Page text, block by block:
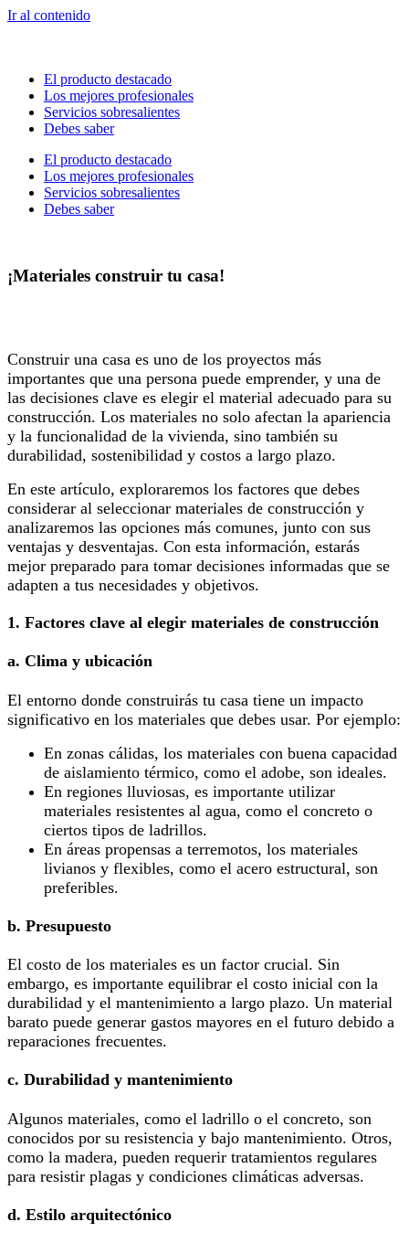
Ir al contenido
El producto destacado
Los mejores profesionales
Servicios sobresalientes
Debes saber
El producto destacado
Los mejores profesionales
Servicios sobresalientes
Debes saber
¡Materiales construir tu casa!
Construir una casa es uno de los proyectos más
importantes que una persona puede emprender, y una de
las decisiones clave es elegir el material adecuado para su
construcción. Los materiales no solo afectan la apariencia
y la funcionalidad de la vivienda, sino también su
durabilidad, sostenibilidad y costos a largo plazo.
En este artículo, exploraremos los factores que debes
considerar al seleccionar materiales de construcción y
analizaremos las opciones más comunes, junto con sus
ventajas y desventajas. Con esta información, estarás
mejor preparado para tomar decisiones informadas que se
adapten a tus necesidades y objetivos.
1. Factores clave al elegir materiales de construcción
a. Clima y ubicación
El entorno donde construirás tu casa tiene un impacto
significativo en los materiales que debes usar. Por ejemplo:
En zonas cálidas, los materiales con buena capacidad
de aislamiento térmico, como el adobe, son ideales.
En regiones lluviosas, es importante utilizar
materiales resistentes al agua, como el concreto o
ciertos tipos de ladrillos.
En áreas propensas a terremotos, los materiales
livianos y flexibles, como el acero estructural, son
preferibles.
b. Presupuesto
El costo de los materiales es un factor crucial. Sin
embargo, es importante equilibrar el costo inicial con la
durabilidad y el mantenimiento a largo plazo. Un material
barato puede generar gastos mayores en el futuro debido a
reparaciones frecuentes.
c. Durabilidad y mantenimiento
Algunos materiales, como el ladrillo o el concreto, son
conocidos por su resistencia y bajo mantenimiento. Otros,
como la madera, pueden requerir tratamientos regulares
para resistir plagas y condiciones climáticas adversas.
d. Estilo arquitectónico